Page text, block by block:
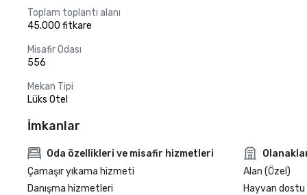
Toplam toplantı alanı
45.000 fitkare
Misafir Odası
556
Mekan Tipi
Lüks Otel
İmkanlar
Oda özellikleri ve misafir hizmetleri
Çamaşır yıkama hizmeti
Danışma hizmetleri
Alan (Özel)
Hayvan dostu